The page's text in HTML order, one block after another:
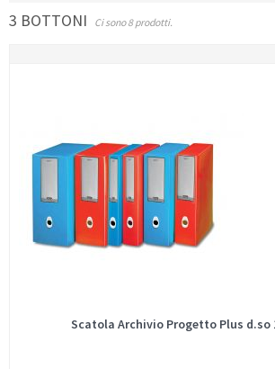
3 BOTTONI Ci sono 8 prodotti.
Scatola Archivio Progetto Plus d.so